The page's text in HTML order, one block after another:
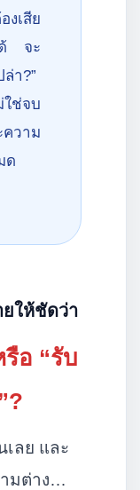
งเสีย
ด้ จะ
า?”
ใช่จบ
วาม
ด
ให้ชัดว่า
อ “รับ
เลย และ
มต่าง…